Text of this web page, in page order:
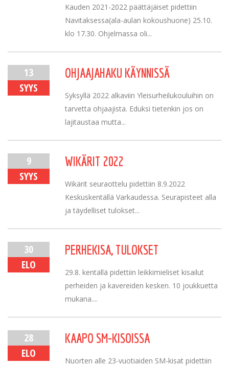
Kauden 2021-2022 päättäjäiset pidettiin
Navitaksessa(ala-aulan kokoushuone) 25.10.
klo 17.30. Ohjelmassa oli...
13
SYYS
OHJAAJAHAKU KÄYNNISSÄ
Syksyllä 2022 alkaviin Yleisurheilukouluihin on
tarvetta ohjaajista. Eduksi tietenkin jos on
lajitaustaa mutta...
9
SYYS
WIKÄRIT 2022
Wikärit seuraottelu pidettiin 8.9.2022
Keskuskentällä Varkaudessa. Seurapisteet alla
ja täydelliset tulokset...
30
ELO
PERHEKISA, TULOKSET
29.8. kentällä pidettiin leikkimieliset kisailut
perheiden ja kavereiden kesken. 10 joukkuetta
mukana....
28
ELO
KAAPO SM-KISOISSA
Nuorten alle 23-vuotiaiden SM-kisat pidettiin